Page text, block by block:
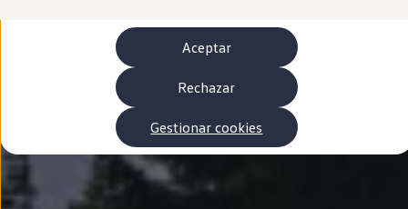
Buscar servicios para tu modelo
Volkswagen Apps, inicio de sesión y tienda
Conectar el móvil con el vehículo
Actualizaciones del software, los mapas y las
Mantenimiento y reparaciones
Revisiones e ITV
Aceite y líquidos del motor
Baterías
Frenos
Motor y chasis
Aire acondicionado y filtros
Aceptar
Rechazar
Gestionar cookies